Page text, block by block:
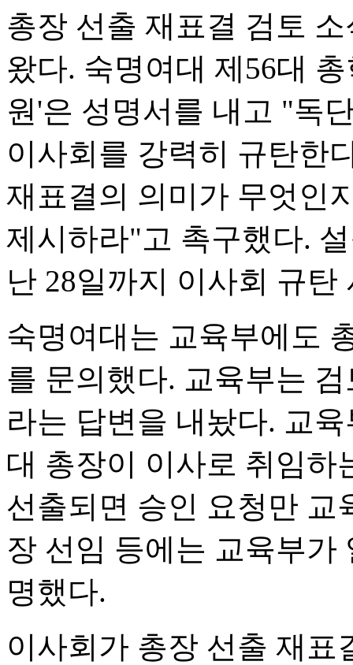
총장 선출 재표결 검토
왔다. 숙명여대 제56대
원'은 성명서를 내고 "독
이사회를 강력히 규탄한
재표결의 의미가 무엇인
제시하라"고 촉구했다.
난 28일까지 이사회 규탄
숙명여대는 교육부에도
를 문의했다. 교육부는
라는 답변을 내놨다. 교
대 총장이 이사로 취임하
선출되면 승인 요청만
장 선임 등에는 교육부
명했다.
이사회가 총장 선출 재표